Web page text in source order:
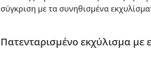
σύγκριση με τα συνηθισμένα
Πατενταρισμένο εκχύλισμα με